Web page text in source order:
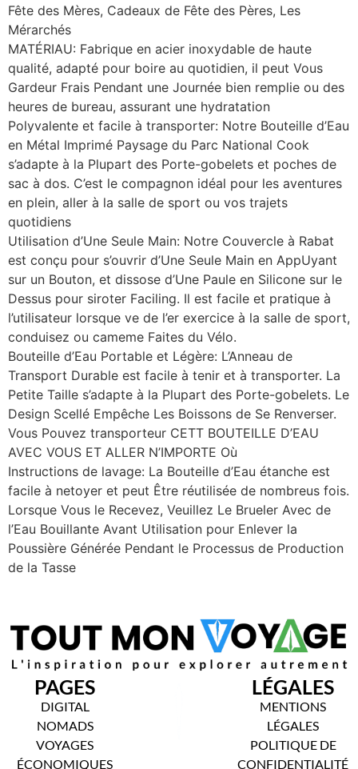
Fête des Mères, Cadeaux de Fête des Pères, Les
Mérarchés
MATÉRIAU: Fabrique en acier inoxydable de haute
qualité, adapté pour boire au quotidien, il peut Vous
Gardeur Frais Pendant une Journée bien remplie ou des
heures de bureau, assurant une hydratation
Polyvalente et facile à transporter: Notre Bouteille d’Eau
en Métal Imprimé Paysage du Parc National Cook
s’adapte à la Plupart des Porte-gobelets et poches de
sac à dos. C’est le compagnon idéal pour les aventures
en plein, aller à la salle de sport ou vos trajets
quotidiens
Utilisation d’Une Seule Main: Notre Couvercle à Rabat
est conçu pour s’ouvrir d’Une Seule Main en AppUyant
sur un Bouton, et dissose d’Une Paule en Silicone sur le
Dessus pour siroter Faciling. Il est facile et pratique à
l’utilisateur lorsque ve de l’er exercice à la salle de sport,
conduisez ou cameme Faites du Vélo.
Bouteille d’Eau Portable et Légère: L’Anneau de
Transport Durable est facile à tenir et à transporter. La
Petite Taille s’adapte à la Plupart des Porte-gobelets. Le
Design Scellé Empêche Les Boissons de Se Renverser.
Vous Pouvez transporteur CETT BOUTEILLE D’EAU
AVEC VOUS ET ALLER N’IMPORTE Où
Instructions de lavage: La Bouteille d’Eau étanche est
facile à netoyer et peut Être réutilisée de nombreus fois.
Lorsque Vous le Recevez, Veuillez Le Brueler Avec de
l’Eau Bouillante Avant Utilisation pour Enlever la
Poussière Générée Pendant le Processus de Production
de la Tasse
PAGES
DIGITAL
NOMADS
VOYAGES
ÉCONOMIQUES
LÉGALES
MENTIONS
LÉGALES
POLITIQUE DE
CONFIDENTIALITÉ